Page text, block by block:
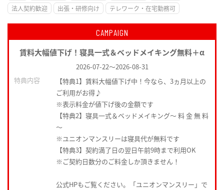
法人契約歓迎
出張・研修向け テレワーク・在宅勤務可
CAMPAIGN
賃料大幅値下げ！寝具一式＆ベッドメイキング無料＋α
2026-07-22～2026-08-31
特典内容
【特典1】賃料大幅値下げ中！今なら、3ヵ月以上の
ご利用がお得♪
※表示料金が値下げ後の金額です
【特典2】寝具一式＆ベッドメイキング〜 料 金 無 料
〜
※ユニオンマンスリーは寝具代が無料です
【特典3】契約満了日の翌日午前9時まで利用OK
※ご契約日数分のご料金しか頂きません！
公式HPもご覧ください。「ユニオンマンスリー」で